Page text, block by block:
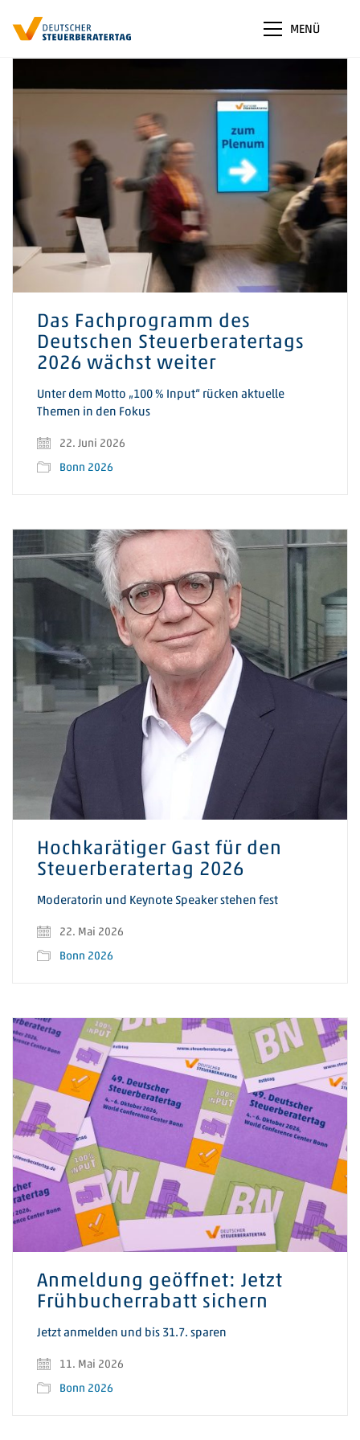
MENÜ
Das Fachprogramm des
Deutschen Steuerberatertags
2026 wächst weiter
Unter dem Motto „100 % Input“ rücken aktuelle
Themen in den Fokus
22. Juni 2026
Bonn 2026
Hochkarätiger Gast für den
Steuerberatertag 2026
Moderatorin und Keynote Speaker stehen fest
22. Mai 2026
Bonn 2026
Anmeldung geöffnet: Jetzt
Frühbucherrabatt sichern
Jetzt anmelden und bis 31.7. sparen
11. Mai 2026
Bonn 2026